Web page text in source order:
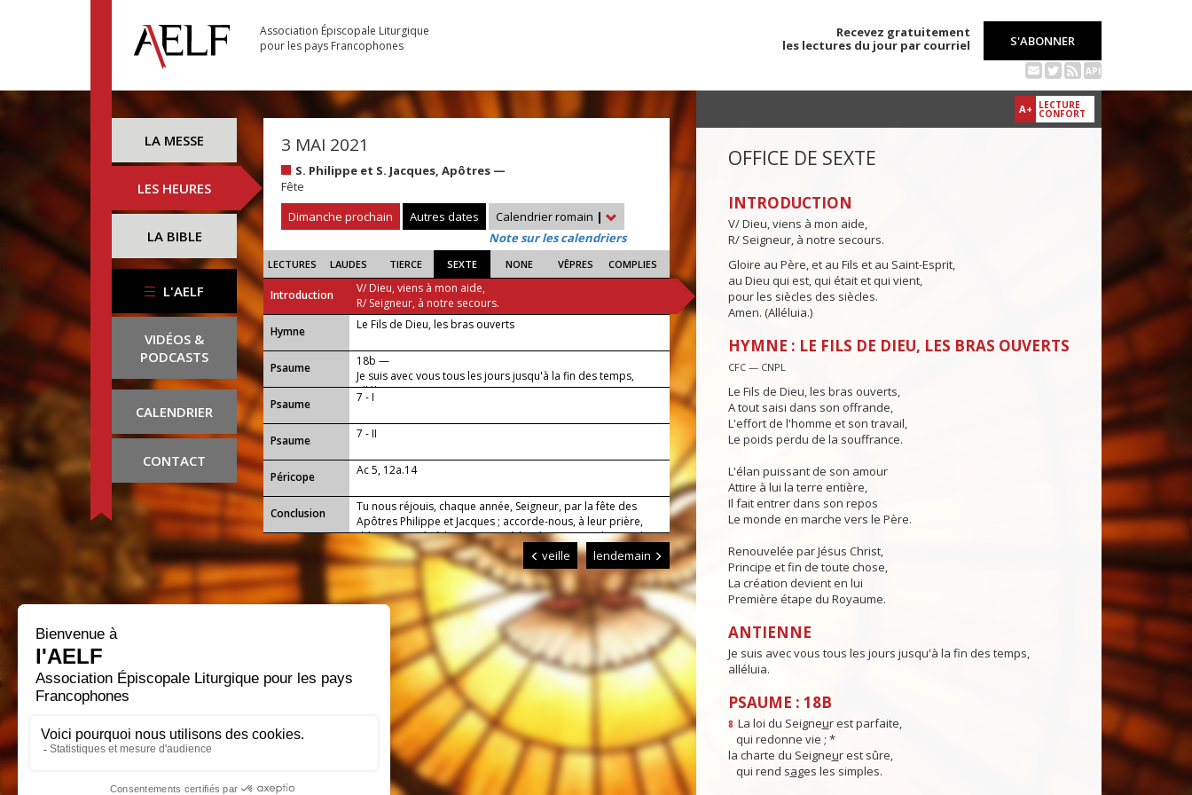
Association Épiscopale Liturgique
pour les pays Francophones
Recevez gratuitement
les lectures du jour par courriel
S'ABONNER
API
LA MESSE
LES HEURES
LA BIBLE
L'AELF
VIDÉOS &
PODCASTS
CALENDRIER
CONTACT
3 MAI 2021
S. Philippe et S. Jacques, Apôtres —
Fête
Dimanche prochain
Autres dates Calendrier romain |
Note sur les calendriers
LECTURES LAUDES TIERCE SEXTE NONE VÊPRES COMPLIES
Introduction
V/ Dieu, viens à mon aide,
R/ Seigneur, à notre secours.
...
Hymne Le Fils de Dieu, les bras ouverts
Psaume
18b —
Je suis avec vous tous les jours jusqu'à la fin des temps,
alléluia.
Psaume
7 - I
Psaume 7 - II
Péricope Ac 5, 12a.14
Conclusion
Tu nous réjouis, chaque année, Seigneur, par la fête des
Apôtres Philippe et Jacques ; accorde-nous, à leur prière,
d'être associés à la Passion et à la Résurrection de ton Fils
afin de parvenir à la contemplation de ta gloire.
veille lendemain
A+ LECTURE
CONFORT
OFFICE DE SEXTE
INTRODUCTION
V/ Dieu, viens à mon aide,
R/ Seigneur, à notre secours.
Gloire au Père, et au Fils et au Saint-Esprit,
au Dieu qui est, qui était et qui vient,
pour les siècles des siècles.
Amen. (Alléluia.)
HYMNE : LE FILS DE DIEU, LES BRAS OUVERTS
CFC — CNPL
Le Fils de Dieu, les bras ouverts,
A tout saisi dans son offrande,
L'effort de l'homme et son travail,
Le poids perdu de la souffrance.
L'élan puissant de son amour
Attire à lui la terre entière,
Il fait entrer dans son repos
Le monde en marche vers le Père.
Renouvelée par Jésus Christ,
Principe et fin de toute chose,
La création devient en lui
Première étape du Royaume.
ANTIENNE
Je suis avec vous tous les jours jusqu'à la fin des temps,
alléluia.
PSAUME : 18B
8 La loi du Seigneur est parfaite,
qui redonne vie ; *
la charte du Seigneur est sûre,
qui rend sages les simples.